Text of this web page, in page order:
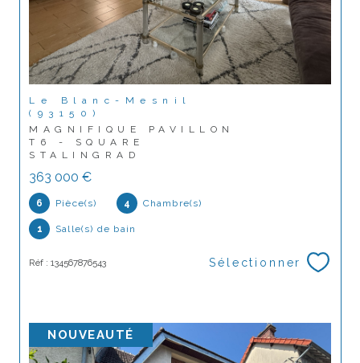
Le Blanc-Mesnil
(93150)
MAGNIFIQUE PAVILLON
T6 - SQUARE
STALINGRAD
363 000 €
6 Pièce(s) 4 Chambre(s)
1 Salle(s) de bain
Réf : 134567876543 Sélectionner
NOUVEAUTÉ